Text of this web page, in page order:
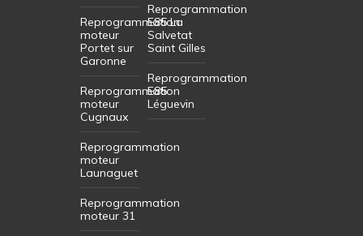
Reprogrammation
moteur
Portet sur
Garonne
Reprogrammation
moteur
Cugnaux
Reprogrammation
moteur
Launaguet
Reprogrammation
moteur 31
Reprogrammation
E85 La
Salvetat
Saint Gilles
Reprogrammation
E85
Léguevin